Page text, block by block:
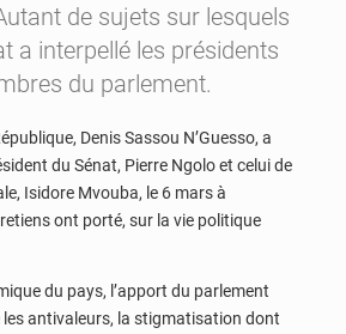
de sujets sur lesquels
a interpellé les présidents
du parlement.
Denis Sassou N’Guesso, a
du Sénat, Pierre Ngolo et celui de
Isidore Mvouba, le 6 mars à
ont porté, sur la vie politique
du pays, l’apport du parlement
antivaleurs, la stigmatisation dont